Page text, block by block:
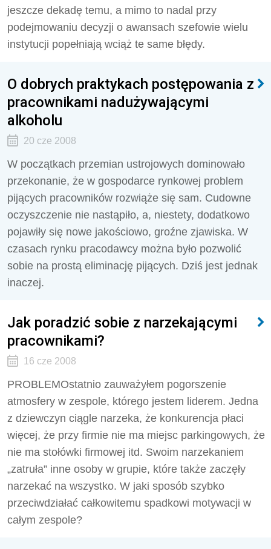
jeszcze dekadę temu, a mimo to nadal przy
podejmowaniu decyzji o awansach szefowie wielu
instytucji popełniają wciąż te same błędy.
O dobrych praktykach postępowania z
pracownikami nadużywającymi
alkoholu
20 cze 2008
W początkach przemian ustrojowych dominowało
przekonanie, że w gospodarce rynkowej problem
pijących pracowników rozwiąże się sam. Cudowne
oczyszczenie nie nastąpiło, a, niestety, dodatkowo
pojawiły się nowe jakościowo, groźne zjawiska. W
czasach rynku pracodawcy można było pozwolić
sobie na prostą eliminację pijących. Dziś jest jednak
inaczej.
Jak poradzić sobie z narzekającymi
pracownikami?
16 cze 2008
PROBLEMOstatnio zauważyłem pogorszenie
atmosfery w zespole, którego jestem liderem. Jedna
z dziewczyn ciągle narzeka, że konkurencja płaci
więcej, że przy firmie nie ma miejsc parkingowych, że
nie ma stołówki firmowej itd. Swoim narzekaniem
„zatruła” inne osoby w grupie, które także zaczęły
narzekać na wszystko. W jaki sposób szybko
przeciwdziałać całkowitemu spadkowi motywacji w
całym zespole?